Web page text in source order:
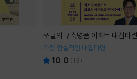
쏘쿨의 구축명품 아파트 내집마련
가장 현실적인 내집마련
10.0 (13)